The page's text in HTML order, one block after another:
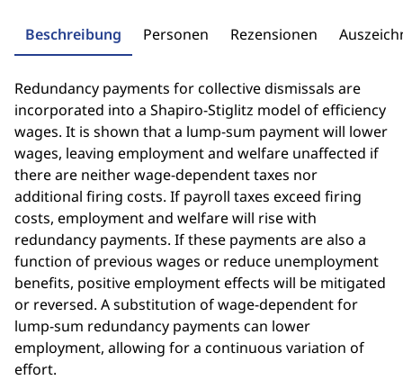
Beschreibung Personen Rezensionen
Redundancy payments for collective dismissals are
incorporated into a Shapiro-Stiglitz model of efficiency
wages. It is shown that a lump-sum payment will lower
wages, leaving employment and welfare unaffected if
there are neither wage-dependent taxes nor
additional firing costs. If payroll taxes exceed firing
costs, employment and welfare will rise with
redundancy payments. If these payments are also a
function of previous wages or reduce unemployment
benefits, positive employment effects will be mitigated
or reversed. A substitution of wage-dependent for
lump-sum redundancy payments can lower
employment, allowing for a continuous variation of
effort.